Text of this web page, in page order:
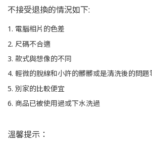
不接受退換的情況如下:
電腦相片的色差
尺碼不合適
款式與想像的不同
輕微的脫線和小許的髒髒或是清洗後的問題
別家的比較便宜
商品已被使用過或下水洗過
溫馨提示：